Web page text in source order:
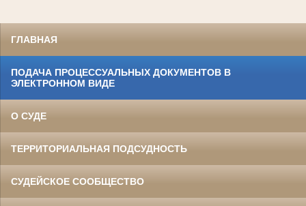
ГЛАВНАЯ
ПОДАЧА ПРОЦЕССУАЛЬНЫХ ДОКУМЕНТОВ В
ЭЛЕКТРОННОМ ВИДЕ
О СУДЕ
ТЕРРИТОРИАЛЬНАЯ ПОДСУДНОСТЬ
СУДЕЙСКОЕ СООБЩЕСТВО